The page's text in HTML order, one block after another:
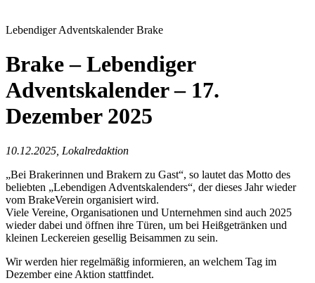
Lebendiger Adventskalender Brake
Brake – Lebendiger
Adventskalender – 17.
Dezember 2025
10.12.2025, Lokalredaktion
„Bei Brakerinnen und Brakern zu Gast“, so lautet das Motto des
beliebten „Lebendigen Adventskalenders“, der dieses Jahr wieder
vom BrakeVerein organisiert wird.
Viele Vereine, Organisationen und Unternehmen sind auch 2025
wieder dabei und öffnen ihre Türen, um bei Heißgetränken und
kleinen Leckereien gesellig Beisammen zu sein.
Wir werden hier regelmäßig informieren, an welchem Tag im
Dezember eine Aktion stattfindet.